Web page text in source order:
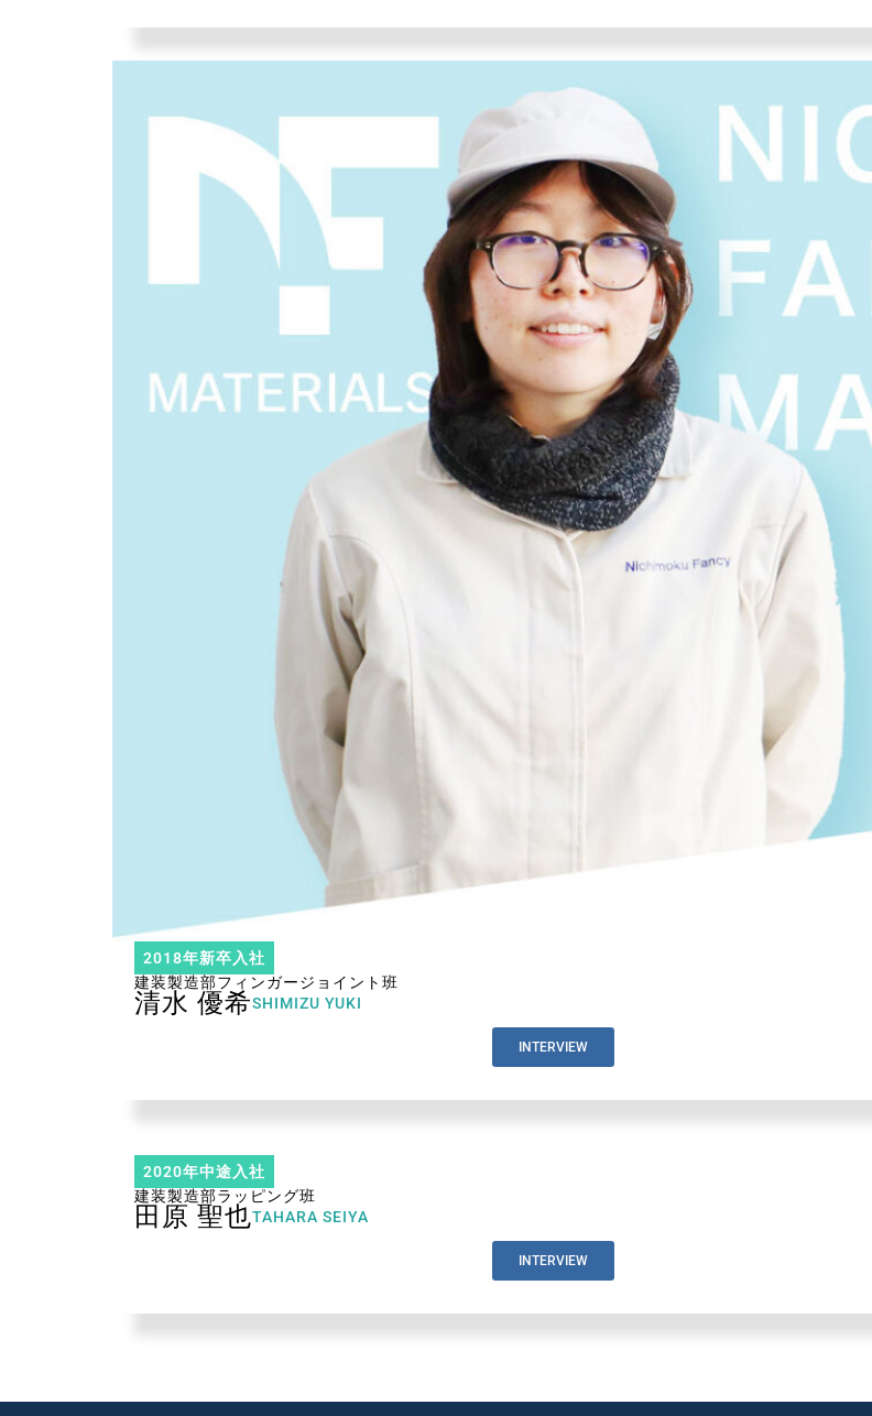
2018年新卒入社
建装製造部フィンガージョイント班
清水 優希SHIMIZU YUKI
INTERVIEW
2020年中途入社
建装製造部ラッピング班
田原 聖也TAHARA SEIYA
INTERVIEW